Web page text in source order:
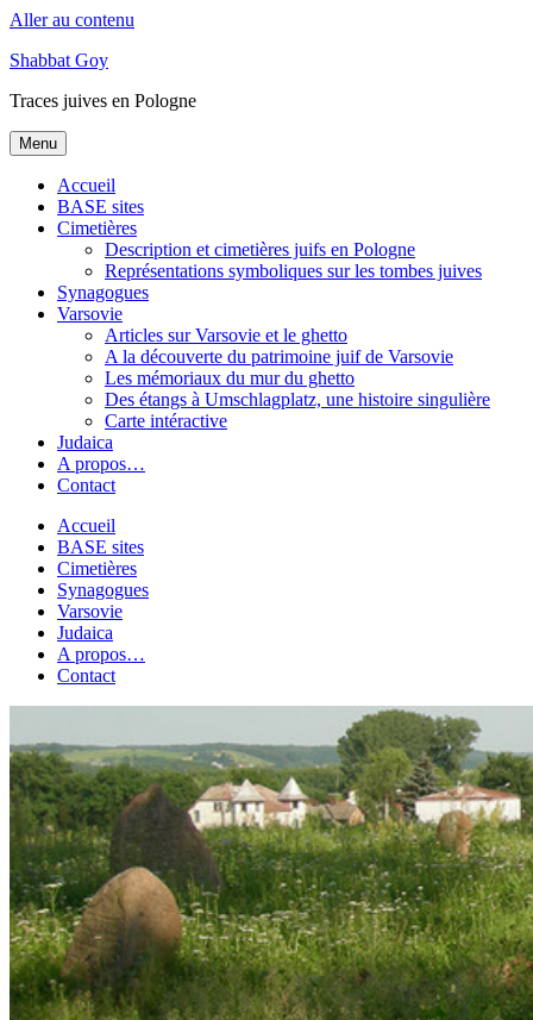
Aller au contenu
Shabbat Goy
Traces juives en Pologne
Menu
Accueil
BASE sites
Cimetières
Description et cimetières juifs en Pologne
Représentations symboliques sur les tombes juives
Synagogues
Varsovie
Articles sur Varsovie et le ghetto
A la découverte du patrimoine juif de Varsovie
Les mémoriaux du mur du ghetto
Des étangs à Umschlagplatz, une histoire singulière
Carte intéractive
Judaica
A propos…
Contact
Accueil
BASE sites
Cimetières
Synagogues
Varsovie
Judaica
A propos…
Contact